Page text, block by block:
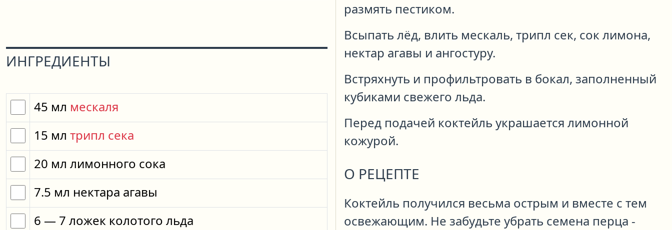
ИНГРЕДИЕНТЫ
45 мл мескаля
15 мл трипл сека
20 мл лимонного сока
7.5 мл нектара агавы
6 — 7 ложек колотого льда
размять пестиком.
Всыпать лёд, влить мескаль, трипл сек, сок лимона,
нектар агавы и ангостуру.
Встряхнуть и профильтровать в бокал, заполненный
кубиками свежего льда.
Перед подачей коктейль украшается лимонной
кожурой.
О РЕЦЕПТЕ
Коктейль получился весьма острым и вместе с тем
освежающим. Не забудьте убрать семена перца -